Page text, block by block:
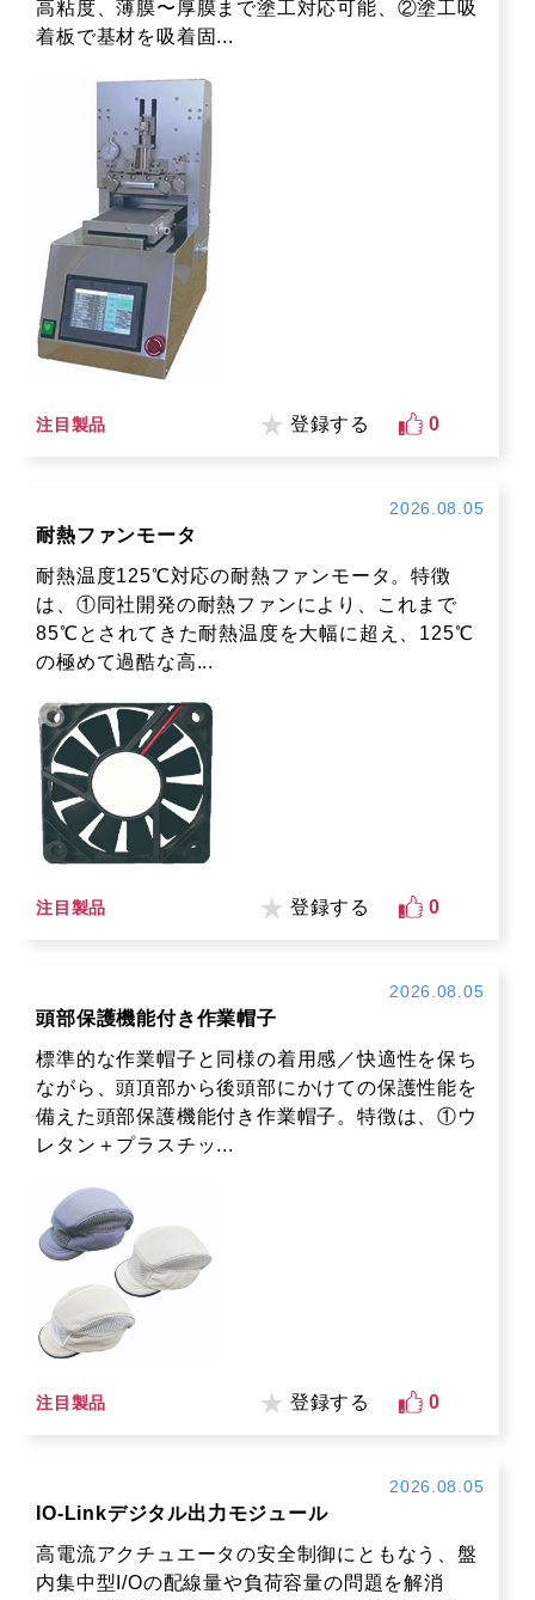
高粘度、薄膜〜厚膜まで塗工対応可能、②塗工吸
着板で基材を吸着固...
注目製品 登録する 0
2026.08.05
耐熱ファンモータ
耐熱温度125℃対応の耐熱ファンモータ。特徴
は、①同社開発の耐熱ファンにより、これまで
85℃とされてきた耐熱温度を大幅に超え、125℃
の極めて過酷な高...
注目製品 登録する 0
2026.08.05
頭部保護機能付き作業帽子
標準的な作業帽子と同様の着用感／快適性を保ち
ながら、頭頂部から後頭部にかけての保護性能を
備えた頭部保護機能付き作業帽子。特徴は、①ウ
レタン＋プラスチッ...
注目製品 登録する 0
2026.08.05
IO-Linkデジタル出力モジュール
高電流アクチュエータの安全制御にともなう、盤
内集中型I/Oの配線量や負荷容量の問題を解消